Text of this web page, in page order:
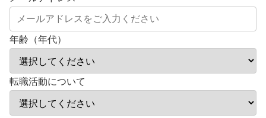
年齢（年代）
転職活動について